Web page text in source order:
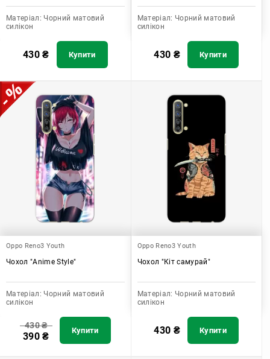
Матеріал: Чорний матовий
силікон
430₴ Купити
Матеріал: Чорний матовий
силікон
430 ₴ Купити
Oppo Reno3 Youth
Чохол "Anime Style"
Матеріал: Чорний матовий
силікон
430₴
390₴ Купити
Oppo Reno3 Youth
Чохол "Кіт самурай"
Матеріал: Чорний матовий
силікон
430 ₴ Купити